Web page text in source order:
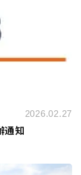
2026.02.27
通知